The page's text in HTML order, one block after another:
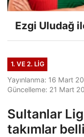
Ezgi Uludağ
1. VE 2. LIG
Yayınlanma: 16 Mart
Güncelleme: 21 Mart
Sultanlar
takımlar